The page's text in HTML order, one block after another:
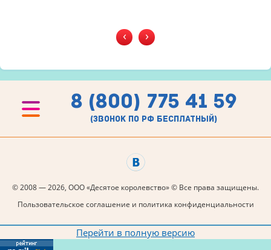
‹ ›
8 (800) 775 41 59
(звонок по рф бесплатный)
© 2008 — 2026, ООО «Десятое королевство» © Все права защищены.
Пользовательское соглашение и политика конфиденциальности
Перейти в полную версию